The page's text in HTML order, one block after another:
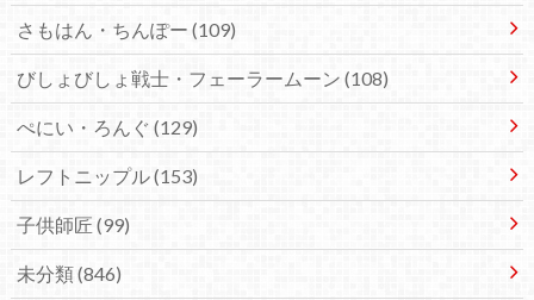
さもはん・ちんぽー (109)
びしょびしょ戦士・フェーラームーン (108)
ぺにい・ろんぐ (129)
レフトニップル(153)
子供師匠 (99)
未分類(846)